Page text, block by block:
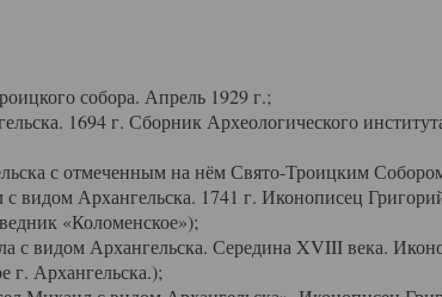
собора. Апрель 1929 г.;
1694 г. Сборник Археологического
с отмеченным на нём Свято-Троицким
Архангельска. 1741 г. Иконописец
«Коломенское»);
видом Архангельска. Середина XVIII века.
г. Архангельска.);